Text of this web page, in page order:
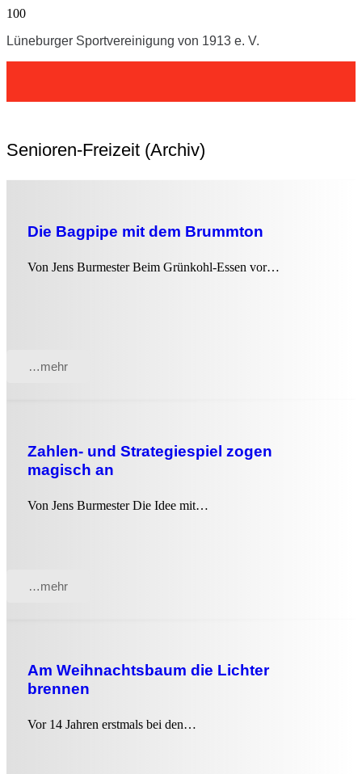
Lüneburger Sportvereinigung von 1913 e. V.
Senioren-Freizeit (Archiv)
Die Bagpipe mit dem Brummton
Von Jens Burmester Beim Grünkohl-Essen vor…
…mehr
Zahlen- und Strategiespiel zogen
magisch an
Von Jens Burmester Die Idee mit…
…mehr
Am Weihnachtsbaum die Lichter
brennen
Vor 14 Jahren erstmals bei den…